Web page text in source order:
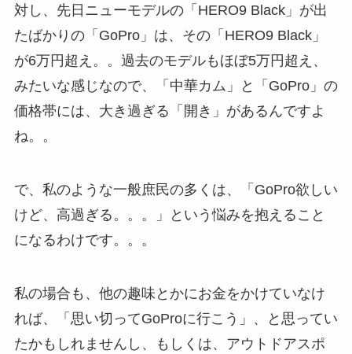
対し、先日ニューモデルの「HERO9 Black」が出
たばかりの「GoPro」は、その「HERO9 Black」
が6万円超え。。過去のモデルもほぼ5万円超え、
みたいな感じなので、「中華カム」と「GoPro」の
価格帯には、大き過ぎる「開き」があるんですよ
ね。。
で、私のような一般庶民の多くは、「GoPro欲しい
けど、高過ぎる。。。」という悩みを抱えること
になるわけです。。。
私の場合も、他の趣味とかにお金をかけていなけ
れば、「思い切ってGoProに行こう」、と思ってい
たかもしれませんし、もしくは、アウトドアスポ